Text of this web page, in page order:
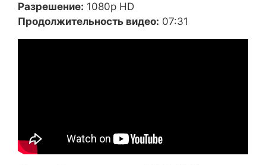
Разрешение: 1080p HD
Продолжительность видео: 07:31